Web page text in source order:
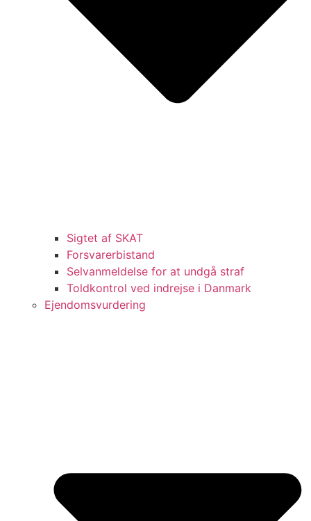
Sigtet af SKAT
Forsvarerbistand
Selvanmeldelse for at undgå straf
Toldkontrol ved indrejse i Danmark
Ejendomsvurdering